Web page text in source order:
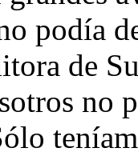
podía
de
no